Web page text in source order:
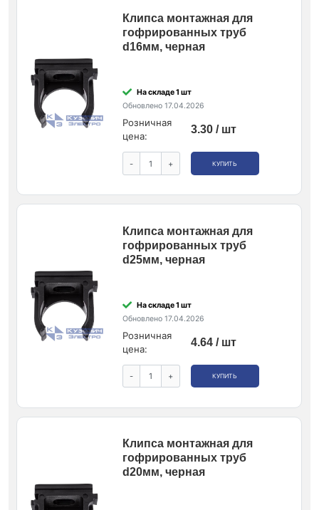
Клипса монтажная для
гофрированных труб
d16мм, черная
На складе 1 шт
Обновлено 17.04.2026
Розничная
цена:
3.30 / шт
- + КУПИТЬ
Клипса монтажная для
гофрированных труб
d25мм, черная
На складе 1 шт
Обновлено 17.04.2026
Розничная
цена:
4.64 / шт
- + КУПИТЬ
Клипса монтажная для
гофрированных труб
d20мм, черная